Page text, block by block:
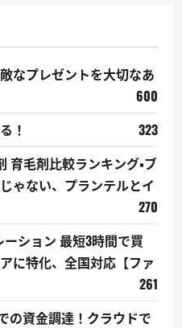
なプレゼントを大切なあ
600
！
323
育毛剤比較ランキング・ブ
ゃない、プランテルとイ
270
ーション 最短3時間で買
に特化、全国対応【ファ
261
の資金調達！クラウドで